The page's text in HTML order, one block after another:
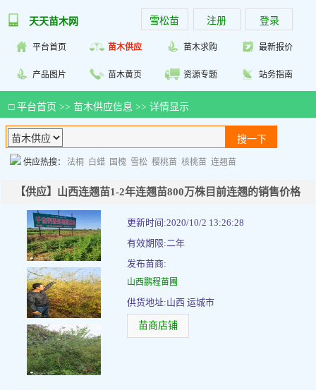
天天苗木网 雪松苗 注册 登录
平台首页 苗木供应 苗木求购 最新报价
产品图片 苗木黄页 资源专题 站务指南
□ 平台首页 >> 苗木供应信息 >> 详情显示
供应热搜： 法桐 白蜡 国槐 雪松 樱桃苗 核桃苗 连翘苗
【供应】山西连翘苗1-2年连翘苗800万株目前连翘的销售价格
更新时间:2020/10/2 13:26:28
有效期限:二年
发布苗商:
山西鹏程苗圃
供货地址:山西 运城市
苗商店铺